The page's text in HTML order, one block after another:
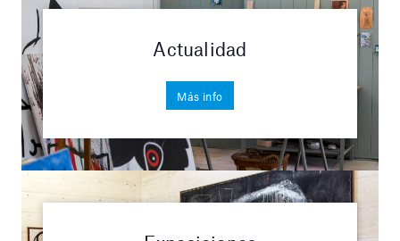
Actualidad
Más info